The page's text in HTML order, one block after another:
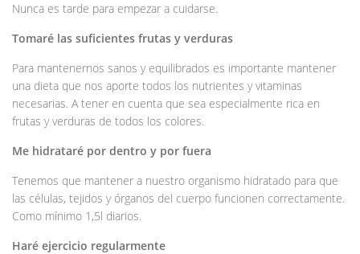
Nunca es tarde para empezar a cuidarse.
Tomaré las suficientes frutas y verduras
Para mantenernos sanos y equilibrados es importante mantener
una dieta que nos aporte todos los nutrientes y vitaminas
necesarias. A tener en cuenta que sea especialmente rica en
frutas y verduras de todos los colores.
Me hidrataré por dentro y por fuera
Tenemos que mantener a nuestro organismo hidratado para que
las células, tejidos y órganos del cuerpo funcionen correctamente.
Como mínimo 1,5l diarios.
Haré ejercicio regularmente